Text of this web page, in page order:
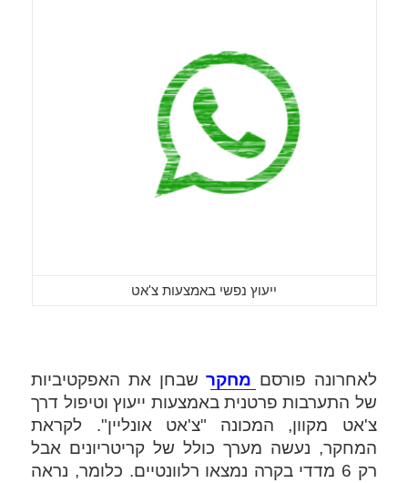
ייעוץ נפשי באמצעות צ'אט
לאחרונה פורסם מחקר
שבחן את האפקטיביות
של התערבות פרטנית באמצעות ייעוץ וטיפול דרך
צ'אט מקוון, המכונה "צ'אט אונליין". לקראת
המחקר, נעשה מערך כולל של קריטריונים אבל